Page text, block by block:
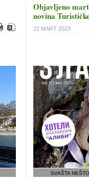
Objavljeno
novina
22 MART 2023
SVAŠTA